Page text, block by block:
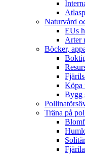
Naturvård
EUs
Arter
Böcker,
Köpa
Bygg
Träna på